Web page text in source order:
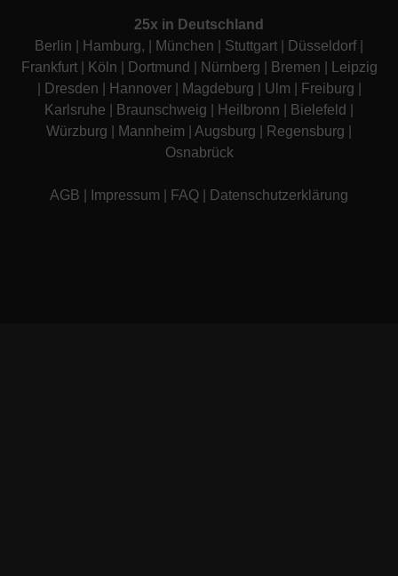
25x in Deutschland
Berlin
Hamburg, | München Stuttgart Düsseldorf|
Frankfurt| Köln Dortmund Nürnberg Bremen
Leipzig
Dresden Hannover| Magdeburg Ulm Freiburg
Karlsruhe
Braunschweig Heilbronn Bielefeld
Würzburg
Mannheim Augsburg Regensburg
Osnabrück
AGB Impressum FAQ Datenschutzerklärung